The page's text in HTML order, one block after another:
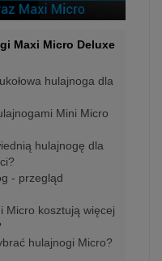
Maxi Micro Deluxe
hulajnoga dla
Mini Micro
hulajnogę dla
- przegląd
Micro kosztują więcej
hulajnogi Micro?